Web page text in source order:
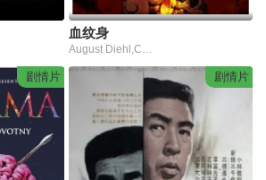
血纹身
August Diehl,Christian Redl,Nadeshda Brennicke,旺达·佩德尔维茨,英戈·诺约克斯
剧情片 剧情片